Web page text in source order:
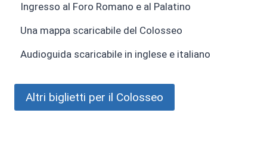
Ingresso al Foro Romano e al Palatino
Una mappa scaricabile del Colosseo
Audioguida scaricabile in inglese e italiano
Altri biglietti per il Colosseo